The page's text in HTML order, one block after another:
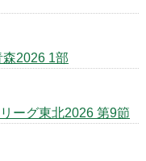
2026 1部
ーグ東北2026 第9節